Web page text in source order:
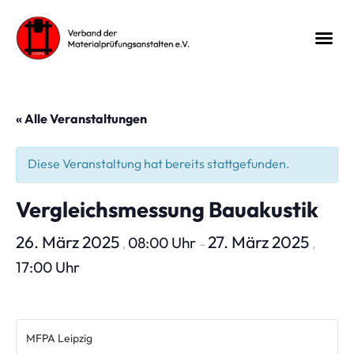
« Alle Veranstaltungen
Diese Veranstaltung hat bereits stattgefunden.
Vergleichsmessung Bauakustik
26. März 2025 , 08:00 Uhr – 27. März 2025 ,
17:00 Uhr
MFPA Leipzig